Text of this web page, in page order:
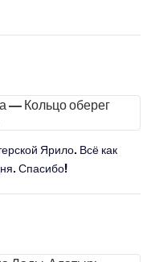
Ярило. Всё как
Спасибо!